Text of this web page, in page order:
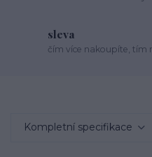
sleva
čím více nakoupíte, tím
Kompletní specifikace